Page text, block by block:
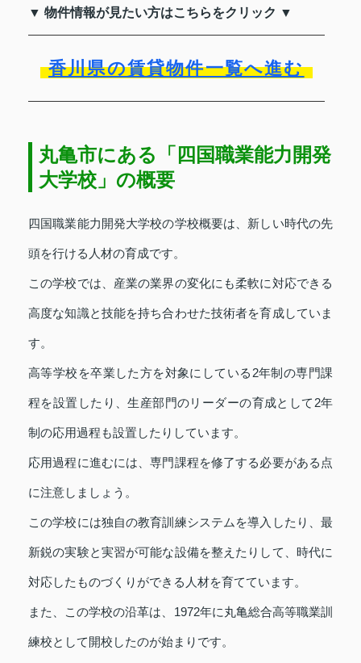
▼ 物件情報が見たい方はこちらをクリック ▼
香川県の賃貸物件一覧へ進む
丸亀市にある「四国職業能力開発
大学校」の概要
四国職業能力開発大学校の学校概要は、新しい時代の先
頭を行ける人材の育成です。
この学校では、産業の業界の変化にも柔軟に対応できる
高度な知識と技能を持ち合わせた技術者を育成していま
す。
高等学校を卒業した方を対象にしている2年制の専門課
程を設置したり、生産部門のリーダーの育成として2年
制の応用過程も設置したりしています。
応用過程に進むには、専門課程を修了する必要がある点
に注意しましょう。
この学校には独自の教育訓練システムを導入したり、最
新鋭の実験と実習が可能な設備を整えたりして、時代に
対応したものづくりができる人材を育てています。
また、この学校の沿革は、1972年に丸亀総合高等職業訓
練校として開校したのが始まりです。